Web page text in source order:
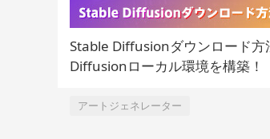
Stable Diffusionダウンロード方
Diffusionローカル環境を構築！
アートジェネレーター